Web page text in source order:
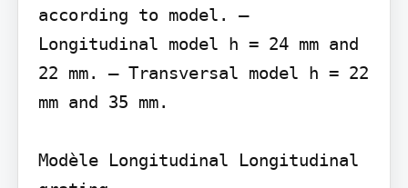
according to model. –
Longitudinal model h = 24 mm and
22 mm. – Transversal model h = 22
mm and 35 mm.
Modèle Longitudinal Longitudinal